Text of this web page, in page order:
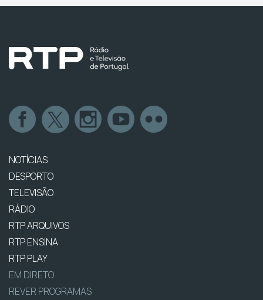
NOTÍCIAS
DESPORTO
TELEVISÃO
RÁDIO
RTP ARQUIVOS
RTP ENSINA
RTP PLAY
EM DIRETO
REVER PROGRAMAS